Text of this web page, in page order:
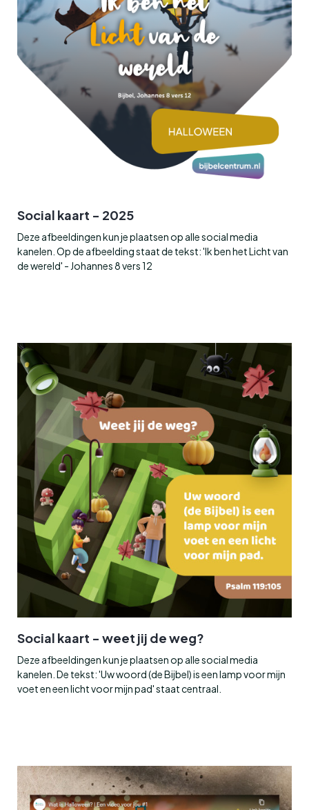
Social kaart - 2025
Deze afbeeldingen kun je plaatsen op alle social media
kanelen. Op de afbeelding staat de tekst: 'Ik ben het Licht van
de wereld' - Johannes 8 vers 12
Social kaart - weet jij de weg?
Deze afbeeldingen kun je plaatsen op alle social media
kanelen. De tekst: 'Uw woord (de Bijbel) is een lamp voor mijn
voet en een licht voor mijn pad' staat centraal.